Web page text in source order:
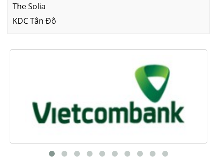
The Solia
KDC Tân Đô